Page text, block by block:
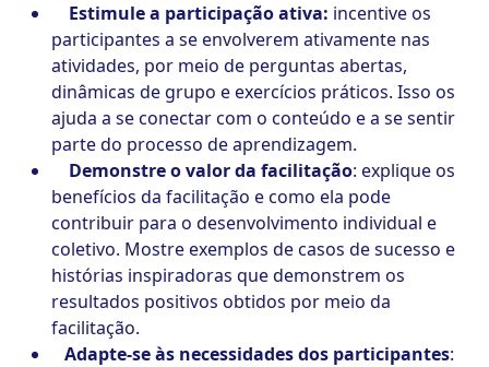
Estimule a participação ativa: incentive os
participantes a se envolverem ativamente nas
atividades, por meio de perguntas abertas,
dinâmicas de grupo e exercícios práticos. Isso os
ajuda a se conectar com o conteúdo e a se sentir
parte do processo de aprendizagem.
Demonstre o valor da facilitação: explique os
benefícios da facilitação e como ela pode
contribuir para o desenvolvimento individual e
coletivo. Mostre exemplos de casos de sucesso e
histórias inspiradoras que demonstrem os
resultados positivos obtidos por meio da
facilitação.
Adapte-se às necessidades dos participantes: